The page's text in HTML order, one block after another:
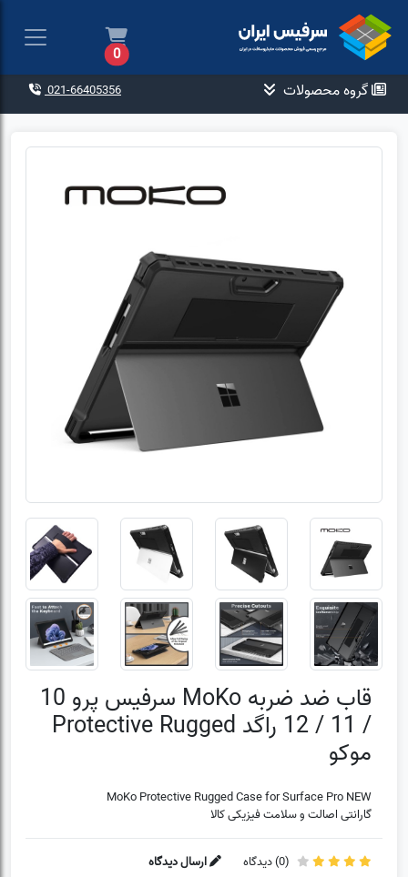
0
گروه محصولات 021-66405356
قاب ضد ضربه MoKo سرفیس پرو 10
/ 11 / 12 راگد Protective Rugged
موکو
MoKo Protective Rugged Case for Surface Pro NEW
گارانتی اصالت و سلامت فیزیکی کالا
(
0) دیدگاه ارسال دیدگاه